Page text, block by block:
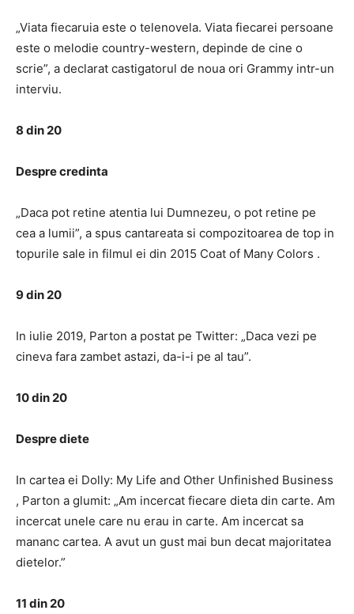
„Viata fiecaruia este o telenovela. Viata fiecarei persoane
este o melodie country-western, depinde de cine o
scrie”, a declarat castigatorul de noua ori Grammy intr-un
interviu.
8 din 20
Despre credinta
„Daca pot retine atentia lui Dumnezeu, o pot retine pe
cea a lumii”, a spus cantareata si compozitoarea de top in
topurile sale in filmul ei din 2015 Coat of Many Colors .
9 din 20
In iulie 2019, Parton a postat pe Twitter: „Daca vezi pe
cineva fara zambet astazi, da-i-i pe al tau”.
10 din 20
Despre diete
In cartea ei Dolly: My Life and Other Unfinished Business
, Parton a glumit: „Am incercat fiecare dieta din carte. Am
incercat unele care nu erau in carte. Am incercat sa
mananc cartea. A avut un gust mai bun decat majoritatea
dietelor.”
11 din 20